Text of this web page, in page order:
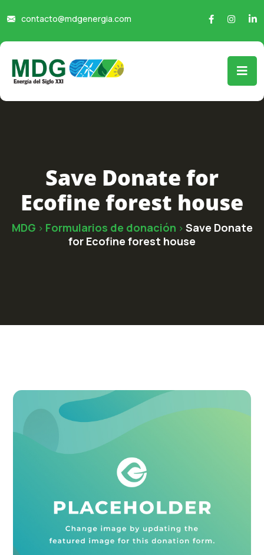
contacto@mdgenergia.com
Save Donate for
Ecofine forest house
MDG > Formularios de donación > Save Donate
for Ecofine forest house